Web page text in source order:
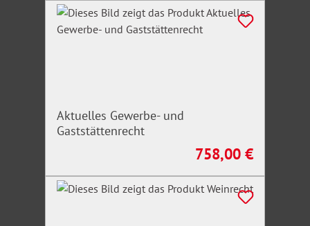
Produktgalerie überspringen
Aktuelles Gewerbe- und
Gaststättenrecht
Regulärer Preis:
758,00 €